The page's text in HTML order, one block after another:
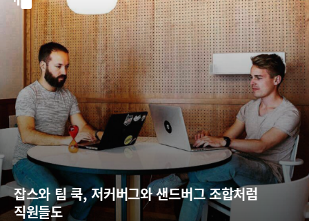
잡스와 팀 쿡, 저커버그와 샌드버그 조합처럼
직원들도